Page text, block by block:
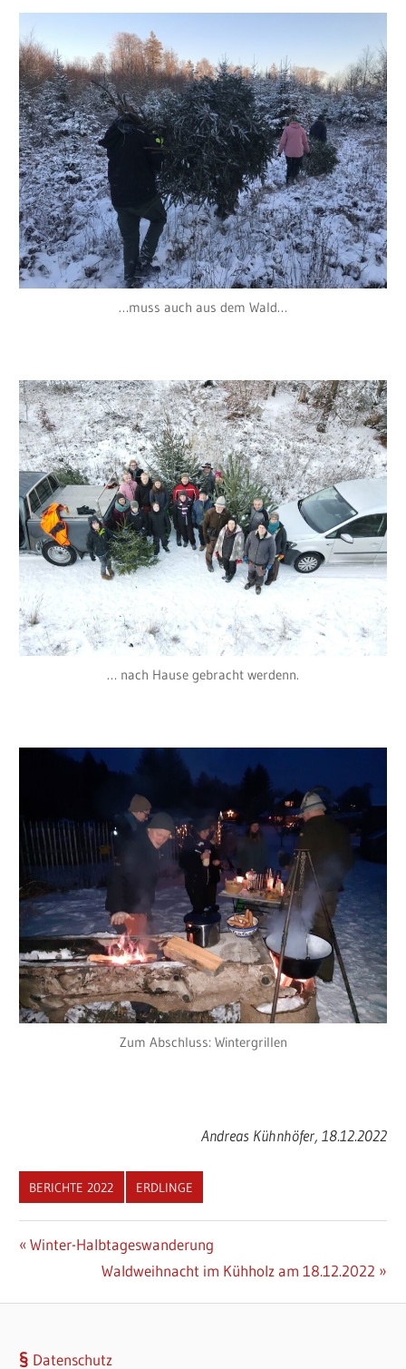
…muss auch aus dem Wald…
… nach Hause gebracht werdenn.
Zum Abschluss: Wintergrillen
Andreas Kühnhöfer, 18.12.2022
BERICHTE 2022 ERDLINGE
Beitragsnavigation
Vorheriger
Winter-Halbtageswanderung
Nächster
Waldweihnacht im Kühholz am 18.12.2022
Datenschutz